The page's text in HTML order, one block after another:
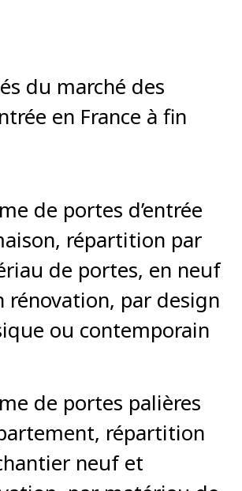
du marché des
en France à fin
de portes d’entrée
répartition par
de portes, en neuf
rénovation, par design
ou contemporain
de portes palières
répartition
neuf et